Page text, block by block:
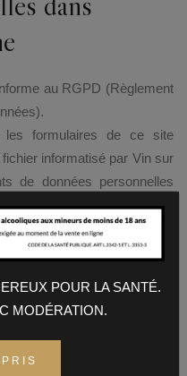
au RGPD (Règlement
les formulaires de ce site
informatisé par Vin sur
de données personnelles
proposés.
durée variable en fonction
responsable du traitement
.
de la liste d'opposition au
POUR LA SANTÉ.
MODÉRATION.